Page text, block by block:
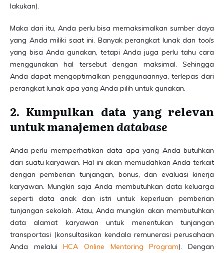
lakukan).
Maka dari itu, Anda perlu bisa memaksimalkan sumber daya
yang Anda miliki saat ini. Banyak perangkat lunak dan tools
yang bisa Anda gunakan, tetapi Anda juga perlu tahu cara
menggunakan hal tersebut dengan maksimal. Sehingga
Anda dapat mengoptimalkan penggunaannya, terlepas dari
perangkat lunak apa yang Anda pilih untuk gunakan.
2. Kumpulkan data yang relevan
untuk manajemendatabase
Anda perlu memperhatikan data apa yang Anda butuhkan
dari suatu karyawan. Hal ini akan memudahkan Anda terkait
dengan pemberian tunjangan, bonus, dan evaluasi kinerja
karyawan. Mungkin saja Anda membutuhkan data keluarga
seperti data anak dan istri untuk keperluan pemberian
tunjangan sekolah. Atau, Anda mungkin akan membutuhkan
data alamat karyawan untuk menentukan tunjangan
transportasi (konsultasikan kendala remunerasi perusahaan
Anda melaluiHCA Online Mentoring Program). Dengan